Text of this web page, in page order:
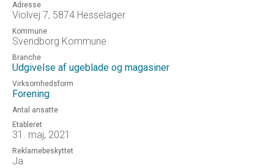
Adresse
Violvej 7, 5874 Hesselager
Kommune
Svendborg Kommune
Branche
Udgivelse af ugeblade og magasiner
Virksomhedsform
Forening
Antal ansatte
Etableret
31. maj, 2021
Reklamebeskyttet
Ja